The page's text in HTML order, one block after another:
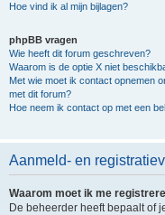
Hoe vind ik al mijn bijlagen?
phpBB vragen
Wie heeft dit forum geschreven?
Waarom is de optie X niet
Met wie moet ik contact opnemen
met dit forum?
Hoe neem ik contact op met een
Aanmeld- en
Waarom moet ik me
De beheerder heeft bepaalt of